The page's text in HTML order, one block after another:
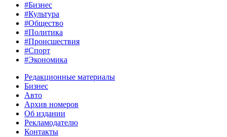
#Бизнес
#Культура
#Общество
#Политика
#Происшествия
#Спорт
#Экономика
Редакционные материалы
Бизнес
Авто
Архив номеров
Об издании
Рекламодателю
Контакты